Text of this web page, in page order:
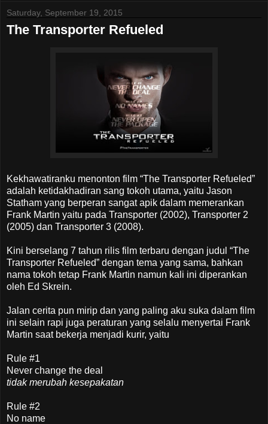
Saturday, September 19, 2015
The Transporter Refueled
Kekhawatiranku menonton film “The Transporter Refueled”
adalah ketidakhadiran sang tokoh utama, yaitu Jason
Statham yang berperan sangat apik dalam memerankan
Frank Martin yaitu pada Transporter (2002), Transporter 2
(2005) dan Transporter 3 (2008).
Kini berselang 7 tahun rilis film terbaru dengan judul “The
Transporter Refueled” dengan tema yang sama, bahkan
nama tokoh tetap Frank Martin namun kali ini diperankan
oleh Ed Skrein.
Jalan cerita pun mirip dan yang paling aku suka dalam film
ini selain rapi juga peraturan yang selalu menyertai Frank
Martin saat bekerja menjadi kurir, yaitu
Rule #1
Never change the deal
tidak merubah kesepakatan
Rule #2
No name